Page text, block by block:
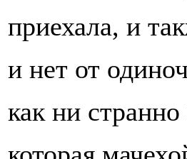
приехала, и
и нет от
как ни странно